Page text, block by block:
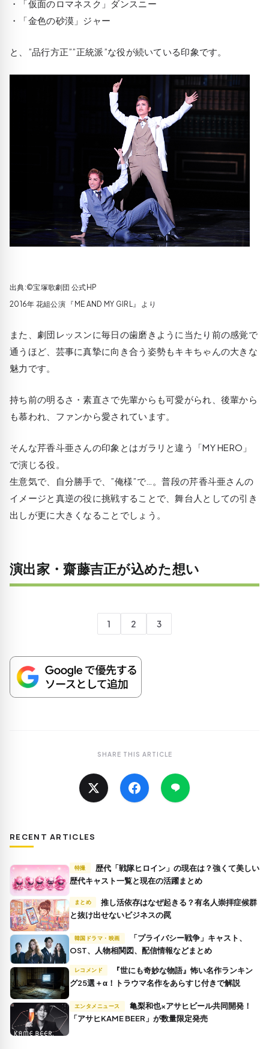
・「仮面のロマネスク」ダンスニー
・「金色の砂漠」ジャー
と、”品行方正””正統派”な役が続いている印象です。
出典:©宝塚歌劇団 公式HP
2016年 花組公演 『ME AND MY GIRL』 より
また、劇団レッスンに毎日の歯磨きように当たり前の感覚で
通うほど、芸事に真摯に向き合う姿勢もキキちゃんの大きな
魅力です。
持ち前の明るさ・素直さで先輩からも可愛がられ、後輩から
も慕われ、ファンから愛されています。
そんな芹香斗亜さんの印象とはガラリと違う「MY HERO」
で演じる役。
生意気で、自分勝手で、”俺様”で…。普段の芹香斗亜さんの
イメージと真逆の役に挑戦することで、舞台人としての引き
出しが更に大きくなることでしょう。
演出家・齋藤吉正が込めた想い
1 2 3
SHARE THIS ARTICLE
RECENT ARTICLES
特撮
歴代キャスト一覧と現在の活躍まとめ
まとめ
推し活依存はなぜ起きる？有名人崇拝症候群
と抜け出せないビジネスの罠
韓国ドラマ・映画
OST、人物相関図、配信情報などまとめ
レコメンド
グ25選＋α！トラウマ名作をあらすじ付きで解説
エンタメニュース
「アサヒKAME BEER」が数量限定発売